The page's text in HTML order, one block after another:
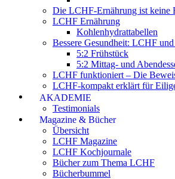
Die LCHF-Ernährung ist keine
LCHF Ernährung
Kohlenhydrattabellen
Bessere Gesundheit: LCHF und
5:2 Frühstück
5:2 Mittag- und
LCHF funktioniert – Die
LCHF-kompakt erklärt für
AKADEMIE
Testimonials
Magazine & Bücher
Übersicht
LCHF Magazine
LCHF Kochjournale
Bücher zum Thema LCHF
Bücherbummel